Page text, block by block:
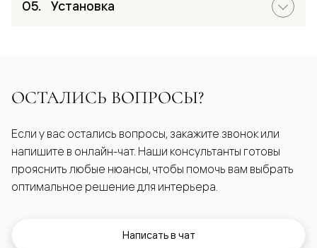
Установка
ОСТАЛИСЬ ВОПРОСЫ?
Если у вас остались вопросы, закажите звонок или
напишите в онлайн-чат. Наши консультанты готовы
прояснить любые нюансы, чтобы помочь вам выбрать
оптимальное решение для интерьера.
Написать в чат